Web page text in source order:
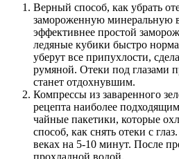
Верный способ, как убрать
замороженную минеральную
эффективнее простой
ледяные кубики быстро
уберут все припухлости,
румяной. Отеки под глазами
станет отдохнувшим.
Компрессы из заваренного
рецепта наиболее
чайные пакетики, которые
способ, как снять отеки с
веках на 5-10 минут. После
прохладной водой.